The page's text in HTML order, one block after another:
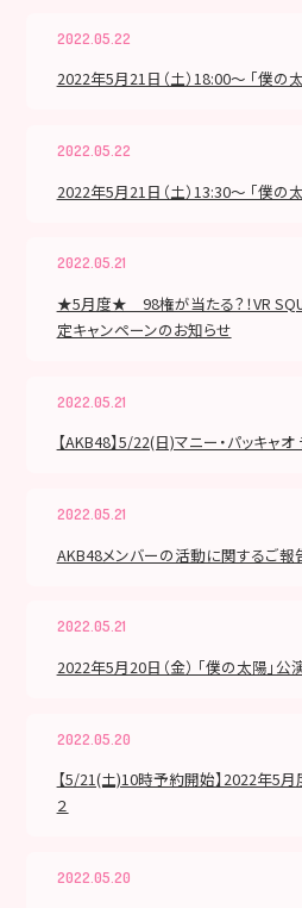
2022.05.22
2022年5月21日（土）18:00～ 「僕の
2022.05.22
2022年5月21日（土）13:30～ 「僕の
2022.05.21
★5月度★ 98権が当たる？！VR
定キャンペーンのお知らせ
2022.05.21
【AKB48】5/22(日)マニー・パッキャ
2022.05.21
AKB48メンバーの活動に関するご報
2022.05.21
2022年5月20日（金） 「僕の太陽」公
2022.05.20
【5/21(土)10時予約開始】2022年5
２
2022.05.20